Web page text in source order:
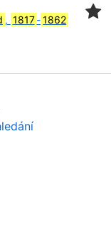
, 1817 -1862